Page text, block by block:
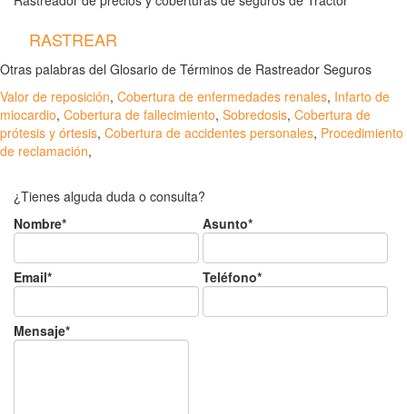
RASTREAR
Otras palabras del Glosario de Términos de Rastreador Seguros
Valor de reposición, Cobertura de enfermedades renales, Infarto de
miocardio, Cobertura de fallecimiento, Sobredosis, Cobertura de
prótesis y órtesis, Cobertura de accidentes personales, Procedimiento
de reclamación,
¿Tienes alguda duda o consulta?
Nombre*
Asunto*
Email* Teléfono*
Mensaje*